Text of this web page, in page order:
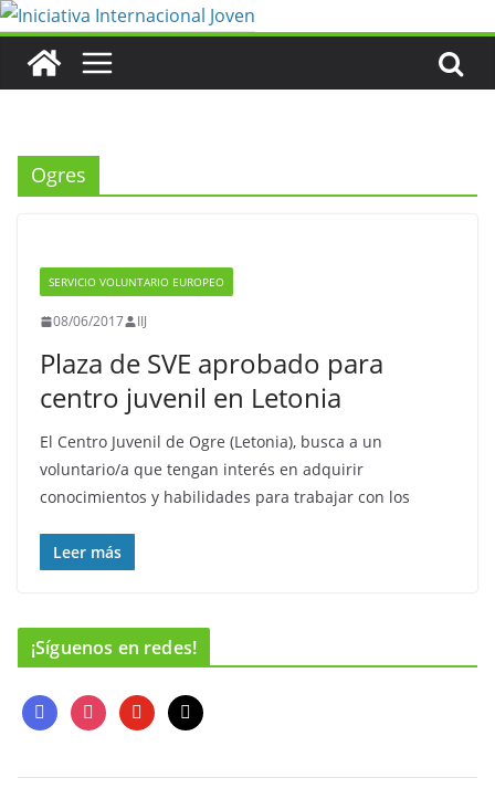
Saltar
contenido
Ogres
SERVICIO VOLUNTARIO EUROPEO
08/06/2017 IIJ
Plaza de SVE aprobado para
centro juvenil en Letonia
El Centro Juvenil de Ogre (Letonia), busca a un
voluntario/a que tengan interés en adquirir
conocimientos y habilidades para trabajar con los
Leer más
¡Síguenos en redes!
f
a
e
i
n
t
y
o
t
m
a
l